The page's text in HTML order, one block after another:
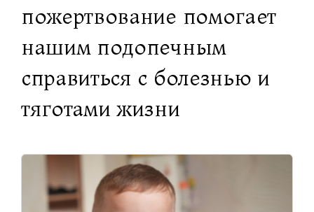
пожертвование помогает
нашим подопечным
справиться с болезнью и
тяготами жизни